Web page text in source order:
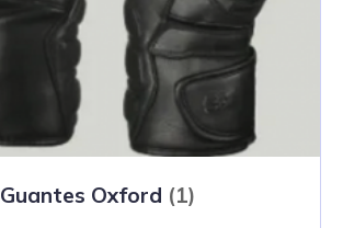
Guantes Oxford (1)